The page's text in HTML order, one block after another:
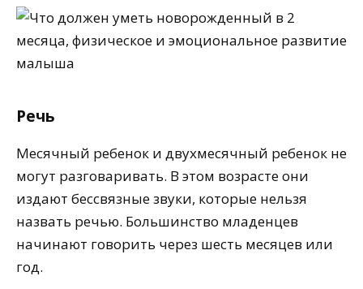
Речь
Месячный ребенок и двухмесячный ребенок не
могут разговаривать. В этом возрасте они
издают бессвязные звуки, которые нельзя
назвать речью. Большинство младенцев
начинают говорить через шесть месяцев или
год.